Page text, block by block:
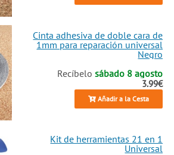
Cinta adhesiva de doble cara de
1mm para reparación universal
Negro
Recíbelo sábado 8 agosto
3.99€
Añadir a la Cesta
Kit de herramientas 21 en 1
Universal